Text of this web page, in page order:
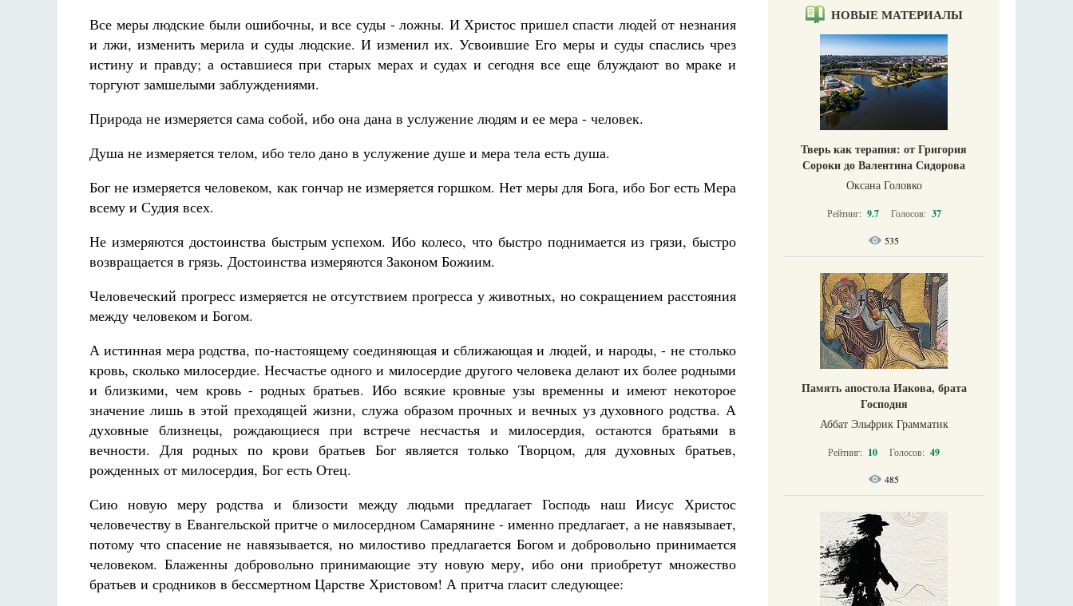
Все меры людские были ошибочны, и все суды - ложны. И Христос пришел спасти людей от незнания
и лжи, изменить мерила и суды людские. И изменил их. Усвоившие Его меры и суды спаслись чрез
истину и правду; а оставшиеся при старых мерах и судах и сегодня все еще блуждают во мраке и
торгуют замшелыми заблуждениями.
Природа не измеряется сама собой, ибо она дана в услужение людям и ее мера - человек.
Душа не измеряется телом, ибо тело дано в услужение душе и мера тела есть душа.
Бог не измеряется человеком, как гончар не измеряется горшком. Нет меры для Бога, ибо Бог есть Мера
всему и Судия всех.
Не измеряются достоинства быстрым успехом. Ибо колесо, что быстро поднимается из грязи, быстро
возвращается в грязь. Достоинства измеряются Законом Божиим.
Человеческий прогресс измеряется не отсутствием прогресса у животных, но сокращением расстояния
между человеком и Богом.
А истинная мера родства, по-настоящему соединяющая и сближающая и людей, и народы, - не столько
кровь, сколько милосердие. Несчастье одного и милосердие другого человека делают их более родными
и близкими, чем кровь - родных братьев. Ибо всякие кровные узы временны и имеют некоторое
значение лишь в этой преходящей жизни, служа образом прочных и вечных уз духовного родства. А
духовные близнецы, рождающиеся при встрече несчастья и милосердия, остаются братьями в
вечности. Для родных по крови братьев Бог является только Творцом, для духовных братьев,
рожденных от милосердия, Бог есть Отец.
Сию новую меру родства и близости между людьми предлагает Господь наш Иисус Христос
человечеству в Евангельской притче о милосердном Самарянине - именно предлагает, а не навязывает,
потому что спасение не навязывается, но милостиво предлагается Богом и добровольно принимается
человеком. Блаженны добровольно принимающие эту новую меру, ибо они приобретут множество
братьев и сродников в бессмертном Царстве Христовом! А притча гласит следующее:
НОВЫЕ МАТЕРИАЛЫ
Тверь как терапия: от Григория
Сороки до Валентина Сидорова
Оксана Головко
Рейтинг: 9.7 Голосов: 37
535
Память апостола Иакова, брата
Господня
Аббат Эльфрик Грамматик
Рейтинг: 10 Голосов: 49
485